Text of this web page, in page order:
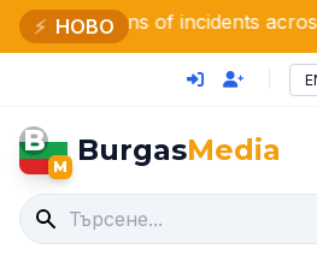
⚡ НОВО
of incidents across the country
B
M BurgasMedia